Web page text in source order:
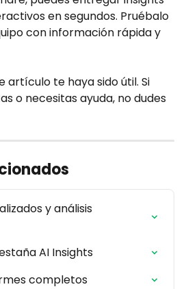
en segundos. Pruébalo
con información rápida y
artículo te haya sido útil. Si
o necesitas ayuda, no dudes
y análisis
AI Insights
completos